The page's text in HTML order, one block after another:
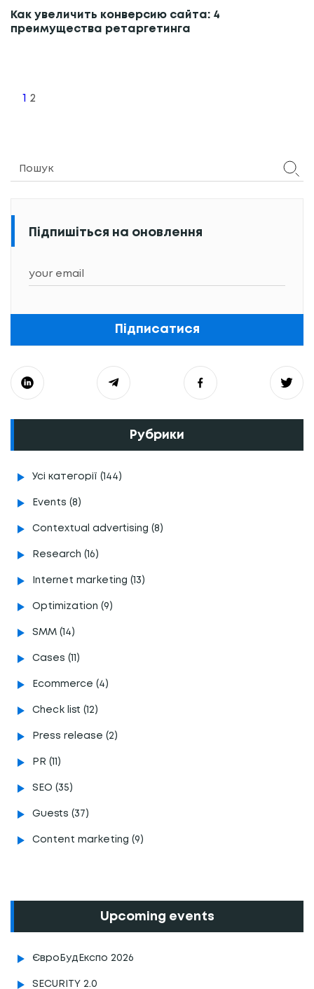
Как увеличить конверсию сайта: 4
преимущества ретаргетинга
navigation
1 2
Підпишіться на оновлення
Підписатися
Рубрики
Усі категорії (144)
Events (8)
Contextual advertising (8)
Research (16)
Internet marketing (13)
Optimization (9)
SMM (14)
Cases (11)
Ecommerce (4)
Сheck list (12)
Press release (2)
PR (11)
SEO (35)
Guests (37)
Content marketing (9)
Upcoming events
ЄвроБудЕкспо 2026
SECURITY 2.0